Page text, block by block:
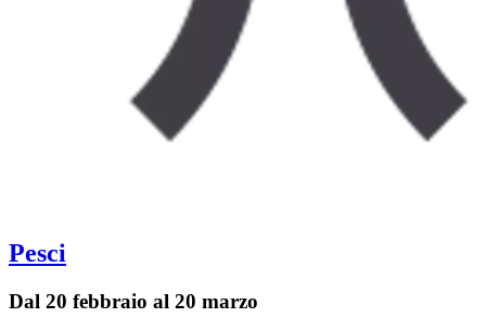
Pesci
Dal 20 febbraio al 20 marzo